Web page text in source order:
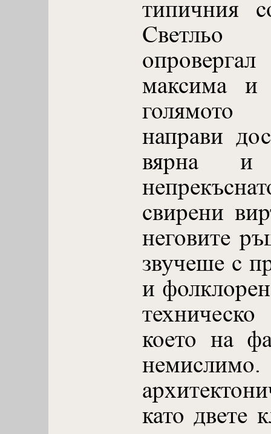
типичния
Светльо
максима и
направи
вярна
свирени
неговите
звучеше с
и
което на
като двете